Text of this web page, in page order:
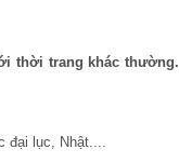
thời trang khác thường.
đại lục, Nhật....